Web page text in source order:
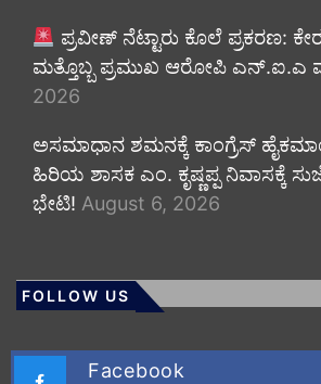
ಪ್ರವೀಣ್ ನೆಟ್ಟಾರು ಕೊಲೆ ಪ್ರಕರಣ:
ಮತ್ತೊಬ್ಬ ಪ್ರಮುಖ ಆರೋಪಿ ಎನ್.ಐ.ಎ
2026
ಅಸಮಾಧಾನ ಶಮನಕ್ಕೆ ಕಾಂಗ್ರೆಸ್
ಹಿರಿಯ ಶಾಸಕ ಎಂ. ಕೃಷ್ಣಪ್ಪ ನಿವಾಸಕ್ಕೆ
ಭೇಟಿ! August 6, 2026
FOLLOW US
Facebook